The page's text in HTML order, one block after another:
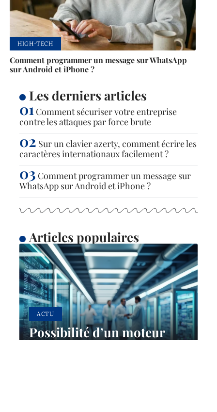
HIGH-TECH
Comment programmer un message sur WhatsApp
sur Android et iPhone ?
Les derniers articles
Comment sécuriser votre entreprise
contre les attaques par force brute
Sur un clavier azerty, comment écrire les
caractères internationaux facilement ?
Comment programmer un message sur
WhatsApp sur Android et iPhone ?
Articles populaires
ACTU
Possibilité d’un moteur
quantique : avancées